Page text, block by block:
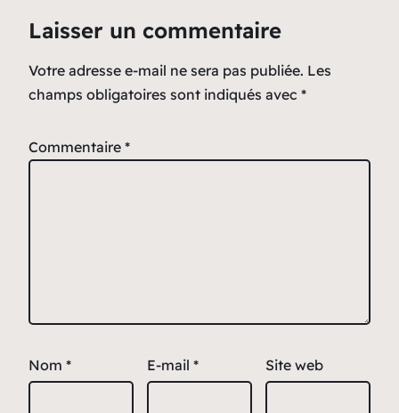
Laisser un commentaire
Votre adresse e-mail ne sera pas publiée. Les
champs obligatoires sont indiqués avec *
Commentaire *
Nom * E-mail * Site web